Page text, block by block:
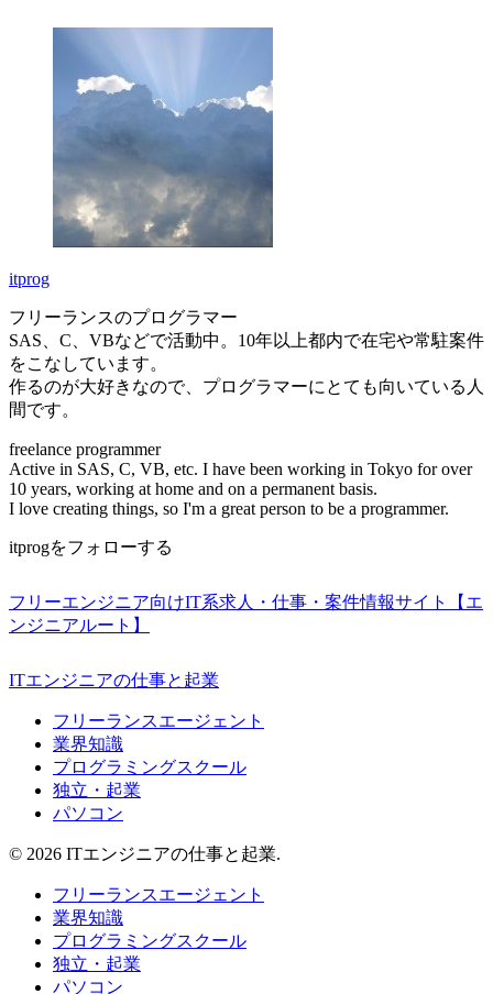
itprog
フリーランスのプログラマー
SAS、C、VBなどで活動中。10年以上都内で在宅や常駐案件
をこなしています。
作るのが大好きなので、プログラマーにとても向いている人
間です。
freelance programmer
Active in SAS, C, VB, etc. I have been working in Tokyo for over
10 years, working at home and on a permanent basis.
I love creating things, so I'm a great person to be a programmer.
itprogをフォローする
フリーエンジニア向けIT系求人・仕事・案件情報サイト【エ
ンジニアルート】
ITエンジニアの仕事と起業
フリーランスエージェント
業界知識
プログラミングスクール
独立・起業
パソコン
© 2026 ITエンジニアの仕事と起業.
フリーランスエージェント
業界知識
プログラミングスクール
独立・起業
パソコン